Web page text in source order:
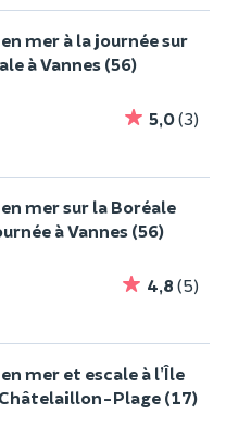
mer à la journée sur
à Vannes (56)
5,0(3)
mer sur la Boréale
à Vannes (56)
4,8 (5)
mer et escale à l’Île
Châtelaillon-Plage (17)